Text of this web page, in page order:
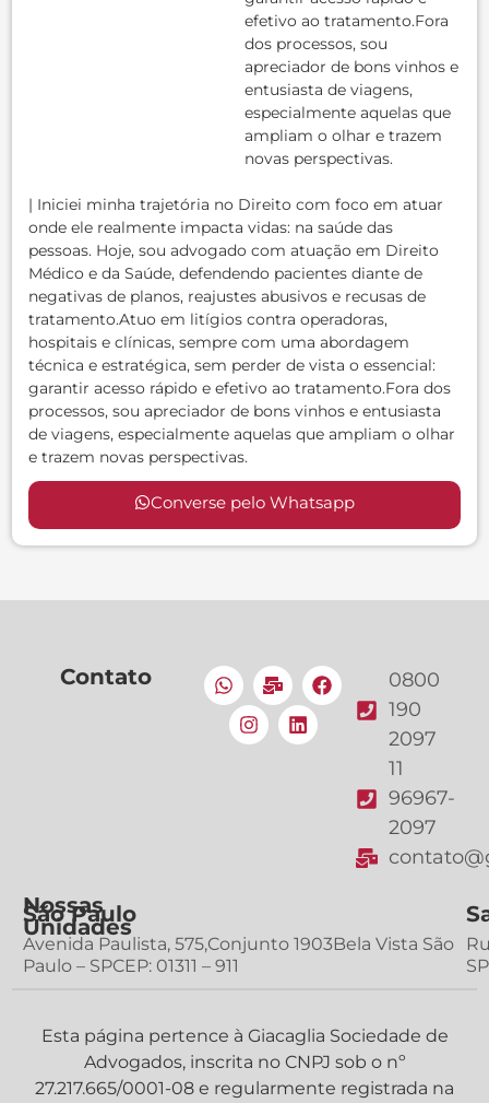
efetivo ao tratamento.Fora
dos processos, sou
apreciador de bons vinhos e
entusiasta de viagens,
especialmente aquelas que
ampliam o olhar e trazem
novas perspectivas.
| Iniciei minha trajetória no Direito com foco em atuar
onde ele realmente impacta vidas: na saúde das
pessoas. Hoje, sou advogado com atuação em Direito
Médico e da Saúde, defendendo pacientes diante de
negativas de planos, reajustes abusivos e recusas de
tratamento.Atuo em litígios contra operadoras,
hospitais e clínicas, sempre com uma abordagem
técnica e estratégica, sem perder de vista o essencial:
garantir acesso rápido e efetivo ao tratamento.Fora dos
processos, sou apreciador de bons vinhos e entusiasta
de viagens, especialmente aquelas que ampliam o olhar
e trazem novas perspectivas.
Converse pelo Whatsapp
Contato
0800
190
2097
11
96967-
2097
Nossas
Unidades
São Paulo
Avenida Paulista, 575,Conjunto 1903Bela Vista São
Paulo – SPCEP: 01311 – 911
Esta página pertence à Giacaglia Sociedade de
Advogados, inscrita no CNPJ sob o nº
27.217.665/0001-08 e regularmente registrada na